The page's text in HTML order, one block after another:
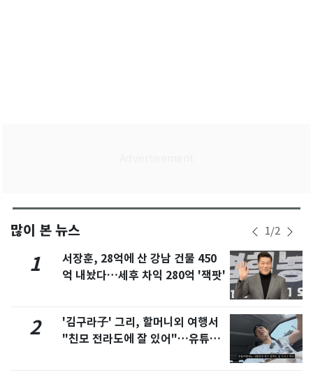
많이 본 뉴스 1/2
1
서장훈, 28억에 산 강남 건물 450
억 내놨다…세후 차익 280억 '잭팟'
2
'김구라子' 그리, 할머니외 여행서
"친모 전라도에 잘 있어"…유튜브